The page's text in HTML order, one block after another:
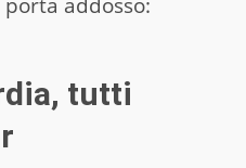
addosso:
tutti